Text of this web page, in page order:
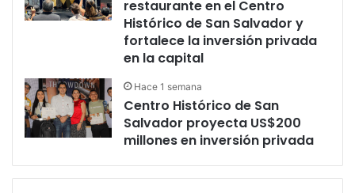
restaurante en el Centro
Histórico de San Salvador y
fortalece la inversión privada
en la capital
Hace 1 semana
Centro Histórico de San
Salvador proyecta US$200
millones en inversión privada